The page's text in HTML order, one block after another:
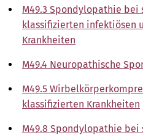
M49.3 Spondylopathie bei
klassifizierten infektiösen
Krankheiten
M49.4 Neuropathische
M49.5
klassifizierten Krankheiten
M49.8 Spondylopathie